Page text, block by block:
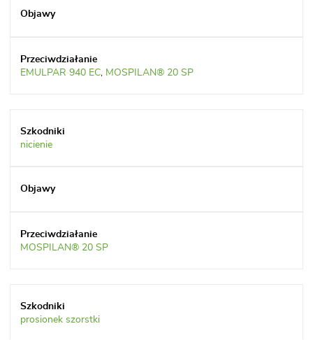
EMULPAR 940 EC, MOSPILAN® 20 SP
nicienie
MOSPILAN® 20 SP
prosionek szorstki